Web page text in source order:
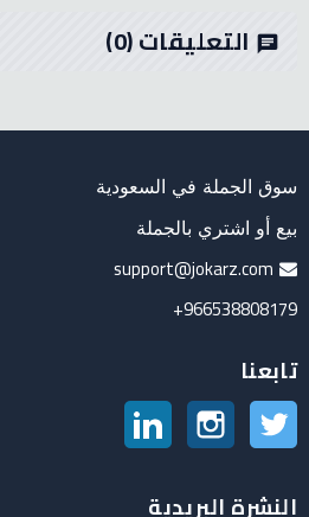
chat التعليقات(0)
سوق الجملة في السعودية
بيع أو اشتري بالجملة
support@jokarz.com
966538808179+
تابعنا
تويتر انستغرام
النشرة البريدية